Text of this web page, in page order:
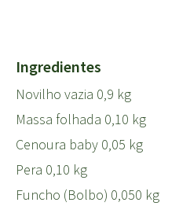
Ingredientes
Novilho vazia 0,9 kg
Massa folhada 0,10 kg
Cenoura baby 0,05 kg
Pera 0,10 kg
Funcho (Bolbo) 0,050 kg